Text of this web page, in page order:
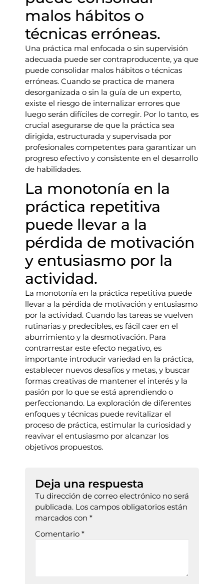
malos hábitos o
técnicas erróneas.
Una práctica mal enfocada o sin supervisión
adecuada puede ser contraproducente, ya que
puede consolidar malos hábitos o técnicas
erróneas. Cuando se practica de manera
desorganizada o sin la guía de un experto,
existe el riesgo de internalizar errores que
luego serán difíciles de corregir. Por lo tanto, es
crucial asegurarse de que la práctica sea
dirigida, estructurada y supervisada por
profesionales competentes para garantizar un
progreso efectivo y consistente en el desarrollo
de habilidades.
La monotonía en la
práctica repetitiva
puede llevar a la
pérdida de motivación
y entusiasmo por la
actividad.
La monotonía en la práctica repetitiva puede
llevar a la pérdida de motivación y entusiasmo
por la actividad. Cuando las tareas se vuelven
rutinarias y predecibles, es fácil caer en el
aburrimiento y la desmotivación. Para
contrarrestar este efecto negativo, es
importante introducir variedad en la práctica,
establecer nuevos desafíos y metas, y buscar
formas creativas de mantener el interés y la
pasión por lo que se está aprendiendo o
perfeccionando. La exploración de diferentes
enfoques y técnicas puede revitalizar el
proceso de práctica, estimular la curiosidad y
reavivar el entusiasmo por alcanzar los
objetivos propuestos.
Deja una respuesta
Tu dirección de correo electrónico no será
publicada. Los campos obligatorios están
marcados con *
Comentario *